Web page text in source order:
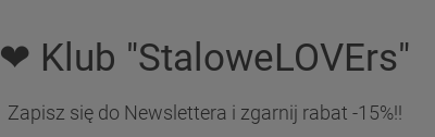
❤ Klub "StaloweLOVErs"
Zapisz się do Newslettera i zgarnij rabat -15%!!